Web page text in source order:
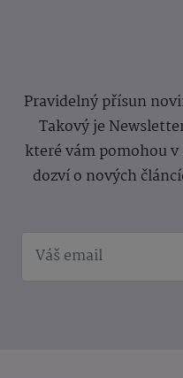
Pravidelný přísun
Takový je
které vám pomohou
dozví o nových